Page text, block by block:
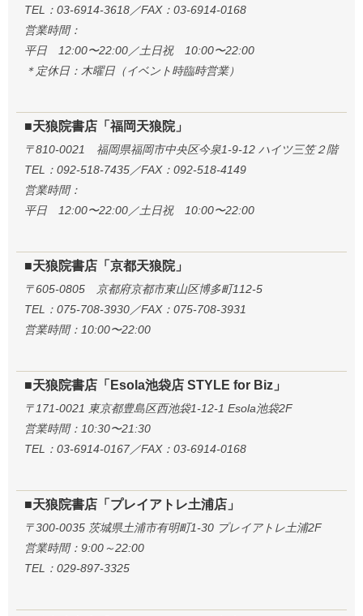
TEL：03-6914-3618／FAX：03-6914-0168
営業時間：
平日 12:00〜22:00／土日祝 10:00〜22:00
＊定休日：木曜日（イベント時臨時営業）
■天狼院書店「福岡天狼院」
〒810-0021 福岡県福岡市中央区今泉1-9-12 ハイツ三笠２階
TEL：092-518-7435／FAX：092-518-4149
営業時間：
平日 12:00〜22:00／土日祝 10:00〜22:00
■天狼院書店「京都天狼院」
〒605-0805 京都府京都市東山区博多町112-5
TEL：075-708-3930／FAX：075-708-3931
営業時間：10:00〜22:00
■天狼院書店「Esola池袋店 STYLE for Biz」
〒171-0021 東京都豊島区西池袋1-12-1 Esola池袋2F
営業時間：10:30〜21:30
TEL：03-6914-0167／FAX：03-6914-0168
■天狼院書店「プレイアトレ土浦店」
〒300-0035 茨城県土浦市有明町1-30 プレイアトレ土浦2F
営業時間：9:00～22:00
TEL：029-897-3325